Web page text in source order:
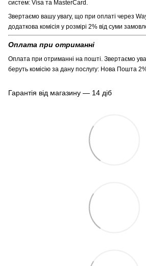
систем: Visa та MasterCard.
Звертаємо вашу увагу, що при оплаті через
додаткова комісія у розмірі 2% від суми
Оплата при отриманні
Оплата при отриманні на пошті. Звертаємо
беруть комісію за дану послугу: Нова Пошта
Гарантія від магазину — 14 діб